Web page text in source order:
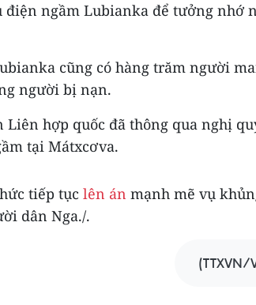
điện ngầm Lubianka để tưởng nhớ
cũng có hàng trăm người
người bị nạn.
Liên hợp quốc đã thông qua nghị
tại Mátxcơva.
tiếp tục lên án mạnh mẽ vụ
dân Nga./.
(TTXVN/